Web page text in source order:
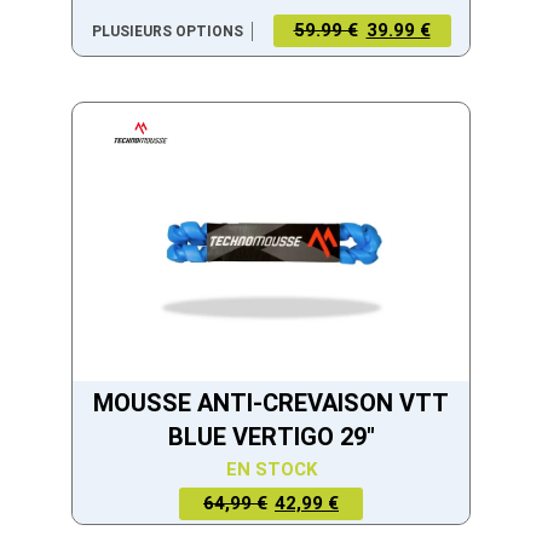
PLUSIEURS OPTIONS 59.99 € 39.99 €
MOUSSE ANTI-CREVAISON VTT
BLUE VERTIGO 29"
EN STOCK
64,99 €
LE PRIX
INITIAL
42,99 €
LE PRIX
ACTUEL